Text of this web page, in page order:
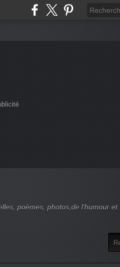
poèmes, photos,de l'humour et